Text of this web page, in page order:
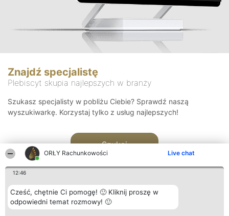
ORŁY Rachunkowości Live chat
12:46
Cześć, chętnie Ci pomogę! 🙂 Kliknij proszę w
odpowiedni temat rozmowy! 🙂
Znajdź specjalistę
Plebiscyt skupia najlepszych w branży
Szukasz specjalisty w pobliżu Ciebie? Sprawdź naszą
wyszukiwarkę. Korzystaj tylko z usług najlepszych!
Szukaj